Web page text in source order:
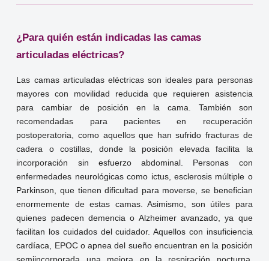
¿Para quién están indicadas las camas
articuladas eléctricas?
Las camas articuladas eléctricas son ideales para personas
mayores con movilidad reducida que requieren asistencia
para cambiar de posición en la cama. También son
recomendadas para pacientes en recuperación
postoperatoria, como aquellos que han sufrido fracturas de
cadera o costillas, donde la posición elevada facilita la
incorporación sin esfuerzo abdominal. Personas con
enfermedades neurológicas como ictus, esclerosis múltiple o
Parkinson, que tienen dificultad para moverse, se benefician
enormemente de estas camas. Asimismo, son útiles para
quienes padecen demencia o Alzheimer avanzado, ya que
facilitan los cuidados del cuidador. Aquellos con insuficiencia
cardíaca, EPOC o apnea del sueño encuentran en la posición